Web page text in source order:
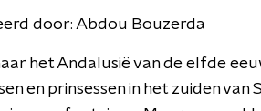
door: Abdou Bouzerda
het Andalusië van de elfde
en prinsessen in het zuiden van